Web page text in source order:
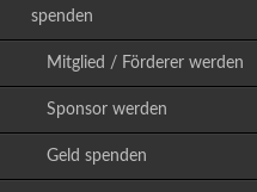
spenden
Mitglied / Förderer werden
Sponsor werden
Geld spenden